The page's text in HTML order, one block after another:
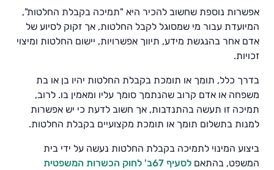
אפשרות נוספת שחשוב להכיר היא "תמיכה בקבלת החלטות",
המיועדת עבור מי שמסוגל לקבל החלטות, אך זקוק לסיוע של
אדם אחר בהנגשת מידע, תיווך אפשרויות, יישום החלטות ומיצוי
זכויות.
בדרך כלל, תומך או תומכת בקבלת החלטות יהיו בן או בת
משפחה או אדם קרוב שהנתמך סומך עליו ומאמין בו. לרוב,
תמיכה זו תעשה בהתנדבות, אך חשוב לדעת כי יש אפשרות
למנות בתשלום תומך או תומכת מקצועיים בקבלת החלטות.
ביצוע המינוי לתמיכה בקבלת החלטות נעשה על ידי בית
המשפט, בהתאם
לסעיף 67ב' לחוק הכשרות המשפטית